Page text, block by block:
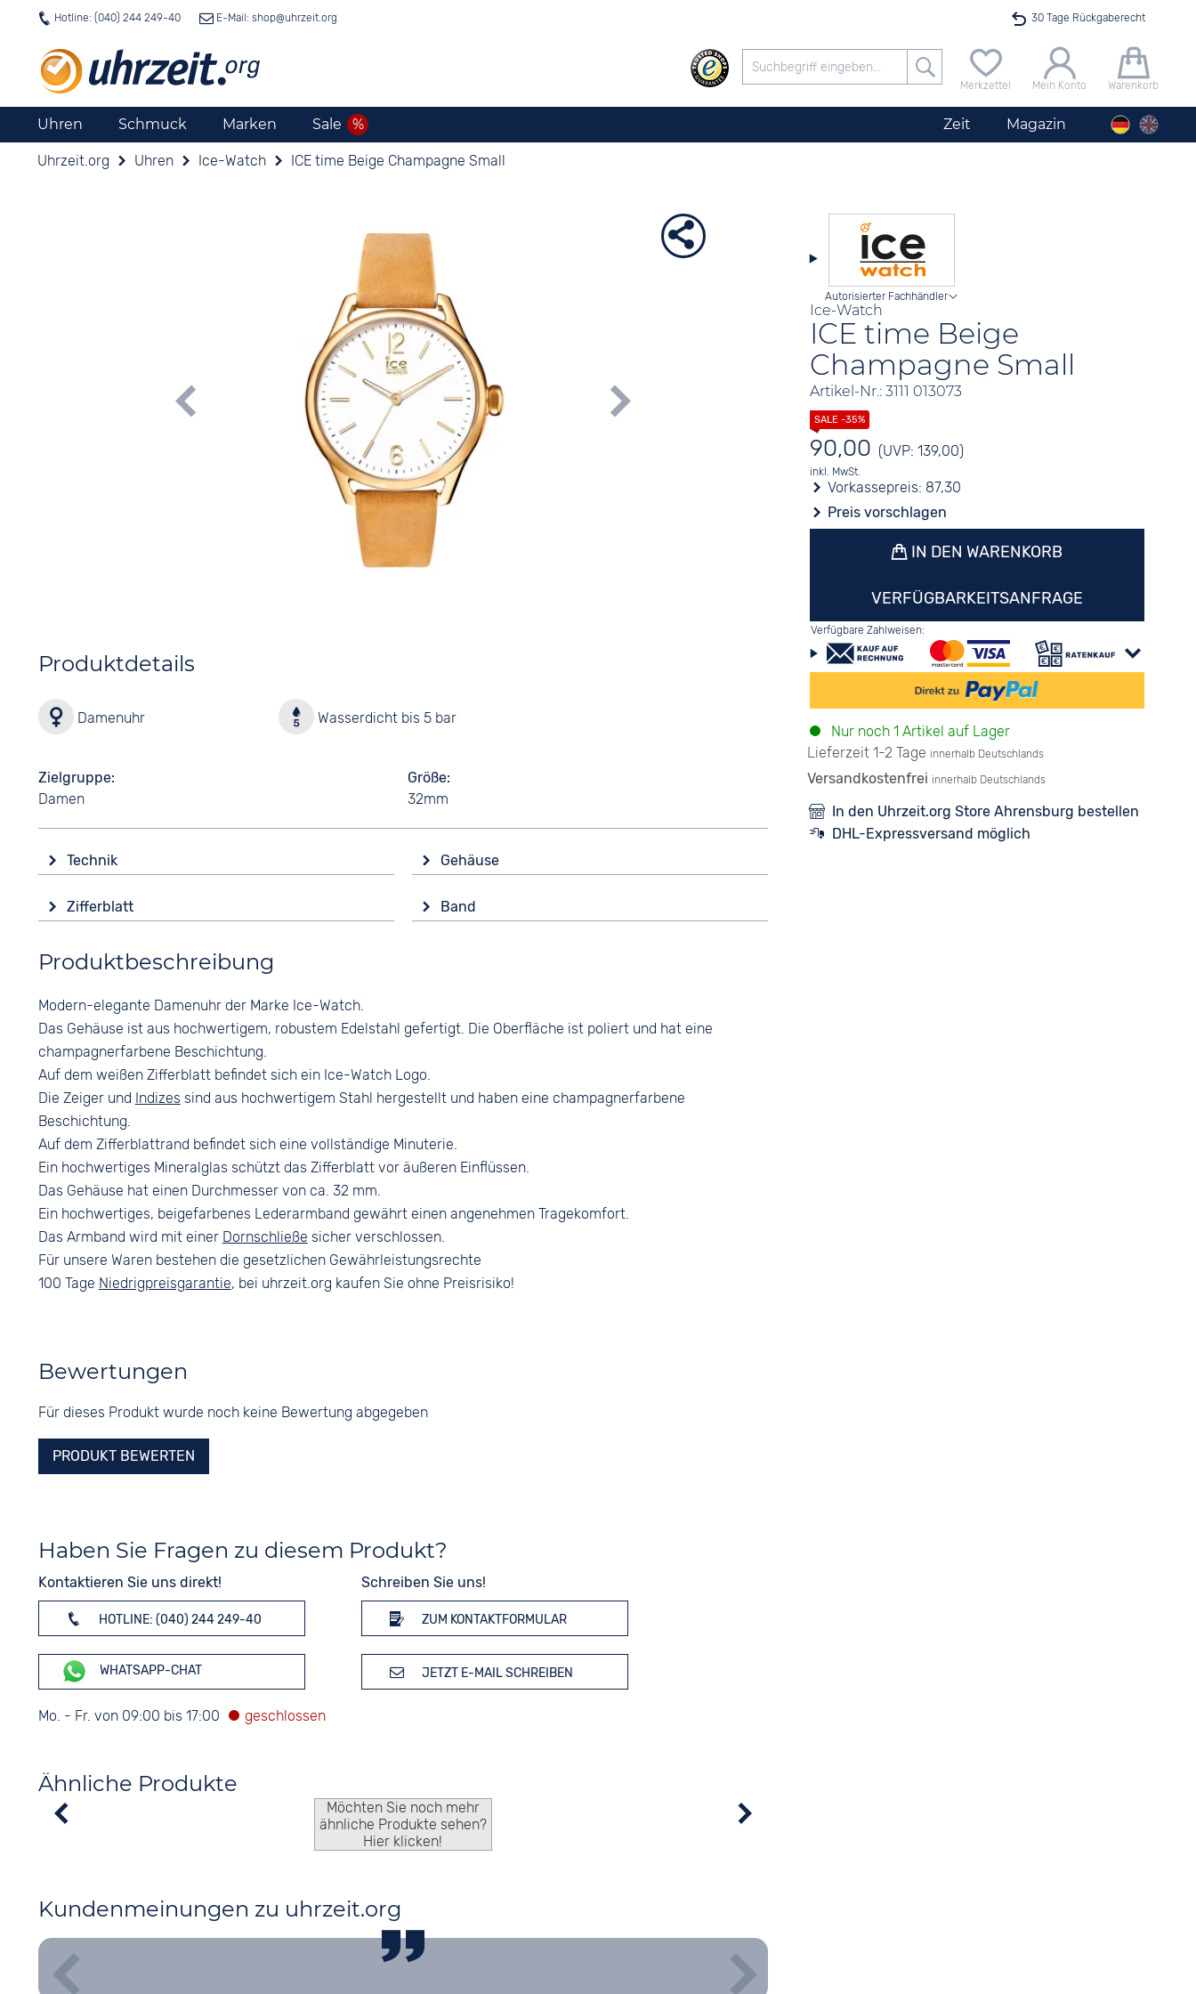
Hotline: (040) 244 249-40 E-Mail: shop@uhrzeit.org 30 Tage Rückgaberecht
Versandkostenfrei ab 40 €
24h Expresslieferung
100 Tage Niedrigpreisgarantie
Merkzettel Mein Konto Warenkorb
Uhren Schmuck Marken Sale Zeit Magazin
Uhrzeit.org Uhren Ice-Watch ICE time Beige Champagne Small
Ice-Watch
ICE time Beige
Champagne Small
Artikel-Nr.: 3111 013073
Autorisierter Fachhändler
90,00 (UVP: 139,00)
inkl. MwSt.
Vorkassepreis: 87,30
Preis vorschlagen
IN DEN WARENKORB
VERFÜGBARKEITSANFRAGE
Verfügbare Zahlweisen:
Nur noch 1 Artikel auf Lager
Lieferzeit 1-2 Tage innerhalb Deutschlands
Versandkostenfrei innerhalb Deutschlands
In den Uhrzeit.org Store Ahrensburg bestellen
DHL-Expressversand möglich
Produktdetails
Damenuhr Wasserdicht bis 5 bar
Zielgruppe
Damen
Größe
32mm
Technik
Batterie (Quarz)
5 bar
Gehäuse
Edelstahl
Mineralglas
Gold
Zifferblatt
Analog
Weiß
Ziffern
Keine
Band
Produktbeschreibung
Modern-elegante Damenuhr der Marke Ice-Watch.
Das Gehäuse ist aus hochwertigem, robustem Edelstahl gefertigt. Die Oberfläche ist poliert und hat eine
champagnerfarbene Beschichtung.
Auf dem weißen Zifferblatt befindet sich ein Ice-Watch Logo.
Die Zeiger und Indizes sind aus hochwertigem Stahl hergestellt und haben eine champagnerfarbene
Beschichtung.
Auf dem Zifferblattrand befindet sich eine vollständige Minuterie.
Ein hochwertiges Mineralglas schützt das Zifferblatt vor äußeren Einflüssen.
Das Gehäuse hat einen Durchmesser von ca. 32 mm.
Ein hochwertiges, beigefarbenes Lederarmband gewährt einen angenehmen Tragekomfort.
Das Armband wird mit einer Dornschließe sicher verschlossen.
Für unsere Waren bestehen die gesetzlichen Gewährleistungsrechte
100 Tage Niedrigpreisgarantie, bei uhrzeit.org kaufen Sie ohne Preisrisiko!
Bewertungen
Für dieses Produkt wurde noch keine Bewertung abgegeben
PRODUKT BEWERTEN
Haben Sie Fragen zu diesem Produkt?
Kontaktieren Sie uns direkt!
HOTLINE: (040) 244 249-40
WHATSAPP-CHAT
Mo. - Fr. von 09:00 bis 17:00
Schreiben Sie uns!
ZUM KONTAKTFORMULAR
JETZT E-MAIL SCHREIBEN
Ähnliche Produkte
Möchten Sie noch mehr
ähnliche Produkte sehen?
Hier klicken!
Kundenmeinungen zu uhrzeit.org